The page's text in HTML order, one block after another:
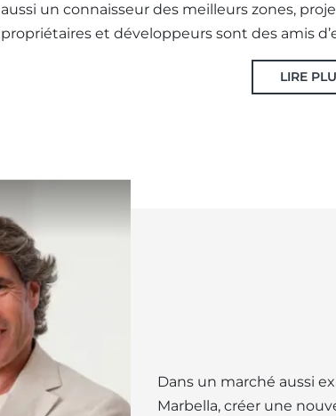
aussi un connaisseur des meilleurs zones,
propriétaires et développeurs sont des amis
LIRE
Dans un marché aussi
Marbella, créer une